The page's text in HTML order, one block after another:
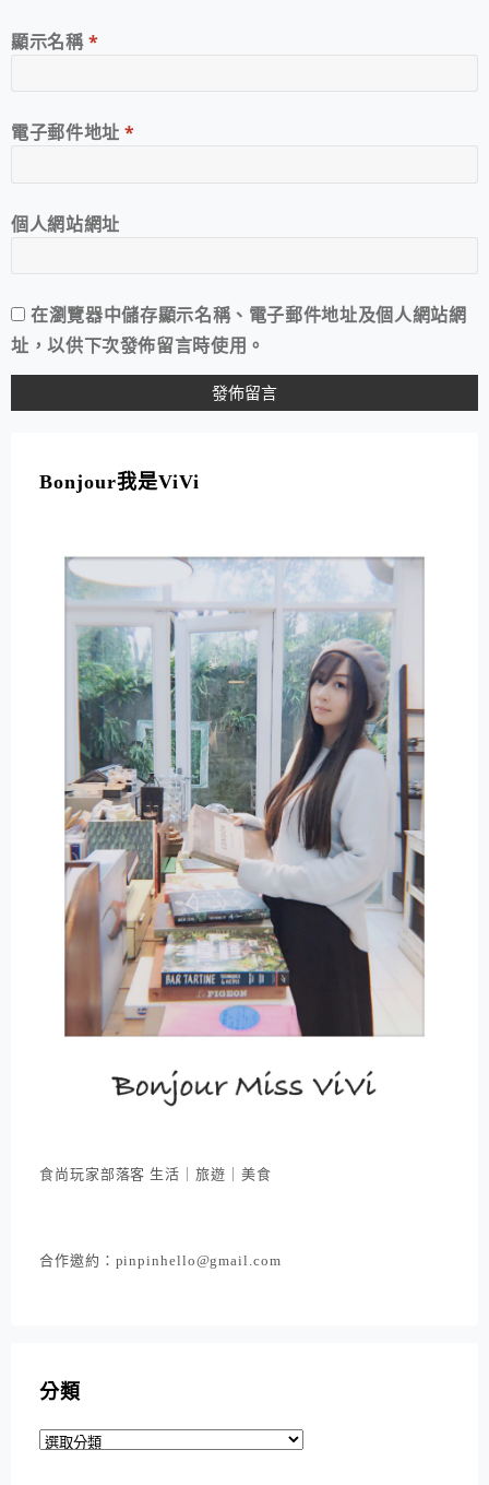
顯示名稱*
電子郵件地址*
個人網站網址
在瀏覽器中儲存顯示名稱、電子郵件地址及個人網站網
址，以供下次發佈留言時使用。
Bonjour我是ViVi
食尚玩家部落客 生活｜旅遊｜美食
合作邀約：pinpinhello@gmail.com
分類
分